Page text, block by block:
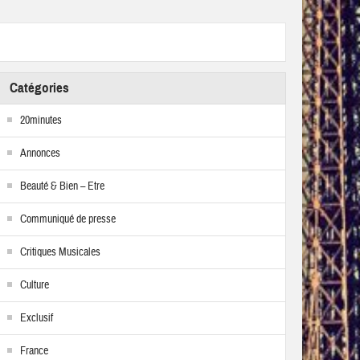
Catégories
20minutes
Annonces
Beauté & Bien – Etre
Communiqué de presse
Critiques Musicales
Culture
Exclusif
France